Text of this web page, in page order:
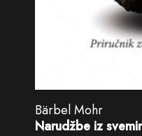
Bärbel Mohr
Narudžbe iz